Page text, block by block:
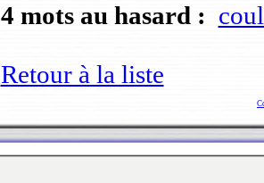
4 mots au hasard :
Retour à la liste